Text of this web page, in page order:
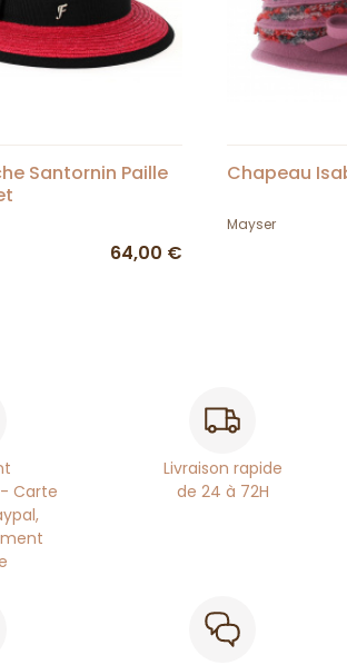
Santornin Paille
64,00 €
Chapeau
Mayser
- Carte
Livraison rapide
de 24 à 72H